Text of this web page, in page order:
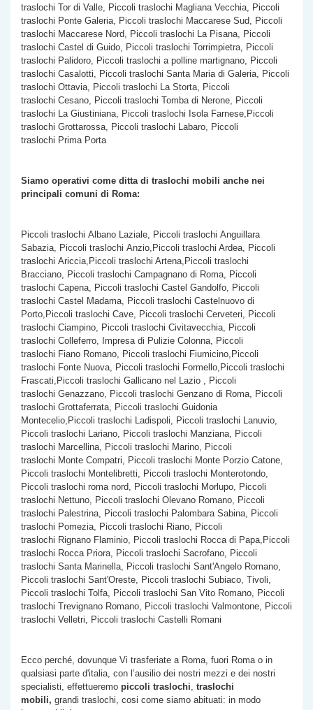
traslochi Tor di Valle, Piccoli traslochi Magliana Vecchia, Piccoli
traslochi Ponte Galeria, Piccoli traslochi Maccarese Sud, Piccoli
traslochi Maccarese Nord, Piccoli traslochi La Pisana, Piccoli
traslochi Castel di Guido, Piccoli traslochi Torrimpietra, Piccoli
traslochi Palidoro, Piccoli traslochi a polline martignano, Piccoli
traslochi Casalotti, Piccoli traslochi Santa Maria di Galeria, Piccoli
traslochi Ottavia, Piccoli traslochi La Storta, Piccoli
traslochi Cesano, Piccoli traslochi Tomba di Nerone, Piccoli
traslochi La Giustiniana, Piccoli traslochi Isola Farnese,Piccoli
traslochi Grottarossa, Piccoli traslochi Labaro, Piccoli
traslochi Prima Porta
Siamo operativi come ditta di traslochi mobili anche nei
principali comuni di Roma:
Piccoli traslochi Albano Laziale, Piccoli traslochi Anguillara
Sabazia, Piccoli traslochi Anzio,Piccoli traslochi Ardea, Piccoli
traslochi Ariccia,Piccoli traslochi Artena,Piccoli traslochi
Bracciano, Piccoli traslochi Campagnano di Roma, Piccoli
traslochi Capena, Piccoli traslochi Castel Gandolfo, Piccoli
traslochi Castel Madama, Piccoli traslochi Castelnuovo di
Porto,Piccoli traslochi Cave, Piccoli traslochi Cerveteri, Piccoli
traslochi Ciampino, Piccoli traslochi Civitavecchia, Piccoli
traslochi Colleferro, Impresa di Pulizie Colonna, Piccoli
traslochi Fiano Romano, Piccoli traslochi Fiumicino,Piccoli
traslochi Fonte Nuova, Piccoli traslochi Formello,Piccoli traslochi
Frascati,Piccoli traslochi Gallicano nel Lazio , Piccoli
traslochi Genazzano, Piccoli traslochi Genzano di Roma, Piccoli
traslochi Grottaferrata, Piccoli traslochi Guidonia
Montecelio,Piccoli traslochi Ladispoli, Piccoli traslochi Lanuvio,
Piccoli traslochi Lariano, Piccoli traslochi Manziana, Piccoli
traslochi Marcellina, Piccoli traslochi Marino, Piccoli
traslochi Monte Compatri, Piccoli traslochi Monte Porzio Catone,
Piccoli traslochi Montelibretti, Piccoli traslochi Monterotondo,
Piccoli traslochi roma nord, Piccoli traslochi Morlupo, Piccoli
traslochi Nettuno, Piccoli traslochi Olevano Romano, Piccoli
traslochi Palestrina, Piccoli traslochi Palombara Sabina, Piccoli
traslochi Pomezia, Piccoli traslochi Riano, Piccoli
traslochi Rignano Flaminio, Piccoli traslochi Rocca di Papa,Piccoli
traslochi Rocca Priora, Piccoli traslochi Sacrofano, Piccoli
traslochi Santa Marinella, Piccoli traslochi Sant'Angelo Romano,
Piccoli traslochi Sant'Oreste, Piccoli traslochi Subiaco, Tivoli,
Piccoli traslochi Tolfa, Piccoli traslochi San Vito Romano, Piccoli
traslochi Trevignano Romano, Piccoli traslochi Valmontone, Piccoli
traslochi Velletri, Piccoli traslochi Castelli Romani
Ecco perché, dovunque Vi trasferiate a Roma, fuori Roma o in
qualsiasi parte d'italia, con l’ausilio dei nostri mezzi e dei nostri
specialisti, effettueremo piccoli traslochi, traslochi
mobili, grandi traslochi, cosi come siamo abituati: in modo